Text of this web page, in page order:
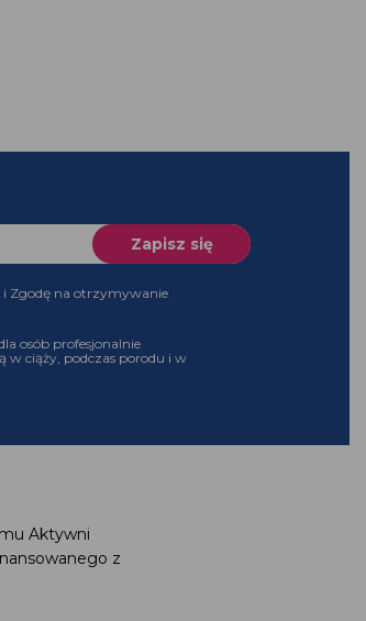
i Zgodę na otrzymywanie
osób profesjonalnie
w ciąży, podczas porodu i w
Aktywni
z